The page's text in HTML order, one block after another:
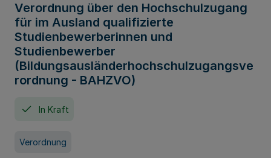
Verordnung über den Hochschulzugang
für im Ausland qualifizierte
Studienbewerberinnen und
Studienbewerber
(Bildungsausländerhochschulzugangsve
rordnung - BAHZVO)
In Kraft
Verordnung